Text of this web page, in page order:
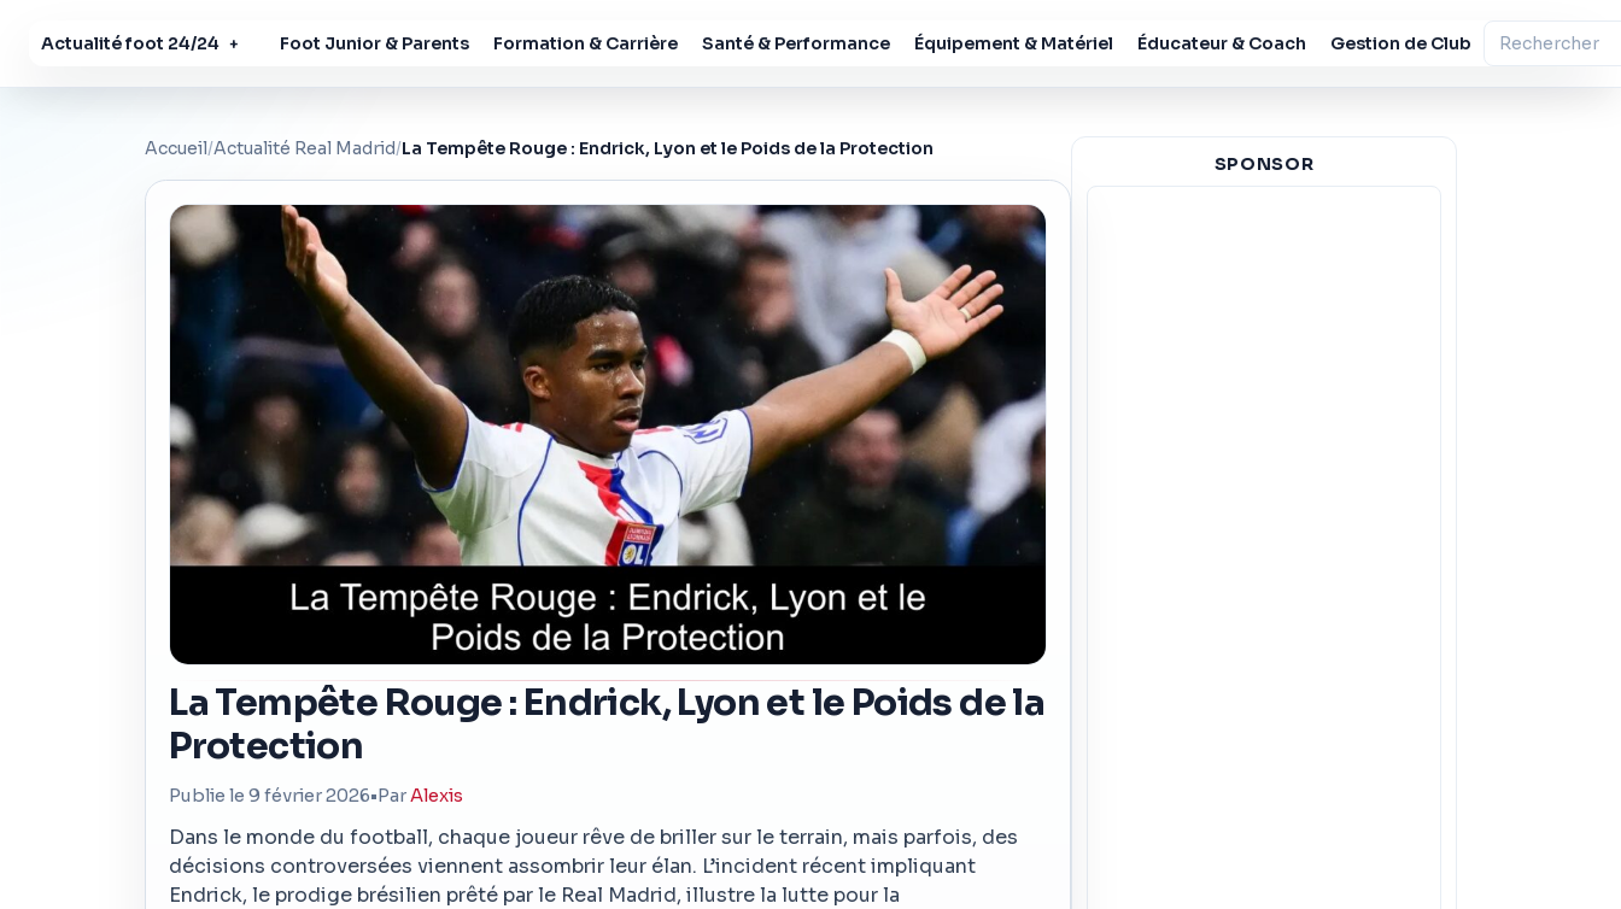
Actualité foot 24/24 + Foot Junior & Parents Formation & Carrière Santé & Performance Équipement & Matériel Éducateur & Coach Gestion de Club
Accueil/Actualité Real Madrid/La Tempête Rouge : Endrick, Lyon et le Poids de la Protection
La Tempête Rouge : Endrick, Lyon et le Poids de la
Protection
Publie le 9 février 2026•ParAlexis
Dans le monde du football, chaque joueur rêve de briller sur le terrain, mais parfois, des
décisions controversées viennent assombrir leur élan. L’incident récent impliquant
Endrick, le prodige brésilien prêté par le Real Madrid, illustre la lutte pour la
SPONSOR